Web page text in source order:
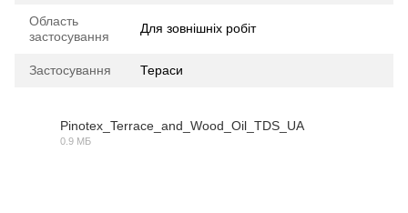
Область
застосування
Для зовнішніх робіт
Застосування Тераси
Pinotex_Terrace_and_Wood_Oil_TDS_UA
0.9 МБ